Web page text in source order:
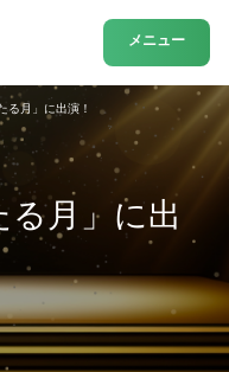
メニュー
月」に出
月」に出演！